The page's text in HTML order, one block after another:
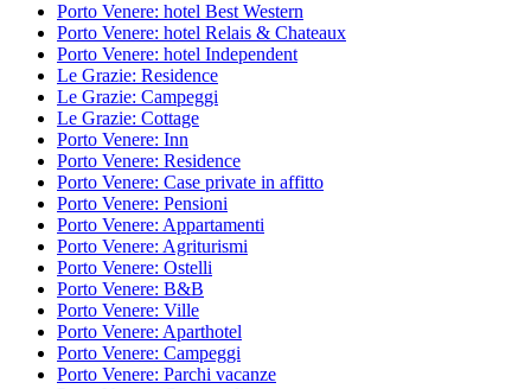
Porto Venere: hotel Best Western
Porto Venere: hotel Relais & Chateaux
Porto Venere: hotel Independent
Le Grazie: Residence
Le Grazie: Campeggi
Le Grazie: Cottage
Porto Venere: Inn
Porto Venere: Residence
Porto Venere: Case private in affitto
Porto Venere: Pensioni
Porto Venere: Appartamenti
Porto Venere: Agriturismi
Porto Venere: Ostelli
Porto Venere: B&B
Porto Venere: Ville
Porto Venere: Aparthotel
Porto Venere: Campeggi
Porto Venere: Parchi vacanze